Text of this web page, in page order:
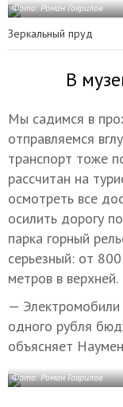
Фото: Роман Гаврилов
Зеркальный пруд
В
Мы садимся в
отправляемся
транспорт тоже
рассчитан на
осмотреть все
осилить дорогу
парка горный
серьезный: от
метров в верхней.
— Электромобили
одного рубля
объясняет
Фото: Роман Гаврилов